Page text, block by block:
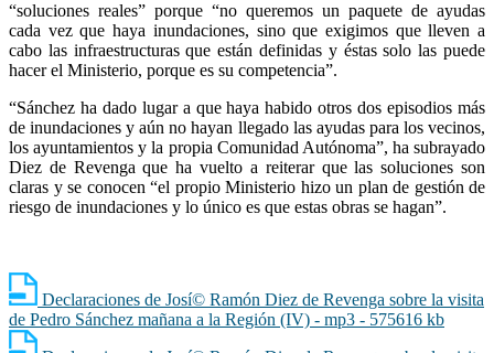
“soluciones reales” porque “no queremos un paquete de ayudas
cada vez que haya inundaciones, sino que exigimos que lleven a
cabo las infraestructuras que están definidas y éstas solo las puede
hacer el Ministerio, porque es su competencia”.
“Sánchez ha dado lugar a que haya habido otros dos episodios más
de inundaciones y aún no hayan llegado las ayudas para los vecinos,
los ayuntamientos y la propia Comunidad Autónoma”, ha subrayado
Diez de Revenga que ha vuelto a reiterar que las soluciones son
claras y se conocen “el propio Ministerio hizo un plan de gestión de
riesgo de inundaciones y lo único es que estas obras se hagan”.
Declaraciones de Josí© Ramón Diez de Revenga sobre la visita
de Pedro Sánchez mañana a la Región (IV) - mp3 - 575616 kb